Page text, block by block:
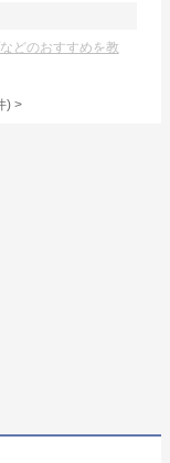
どのおすすめを教
) >